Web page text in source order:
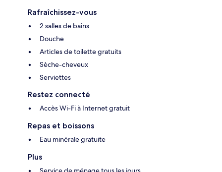
Rafraîchissez-vous
2 salles de bains
Douche
Articles de toilette gratuits
Sèche-cheveux
Serviettes
Restez connecté
Accès Wi-Fi à Internet gratuit
Repas et boissons
Eau minérale gratuite
Plus